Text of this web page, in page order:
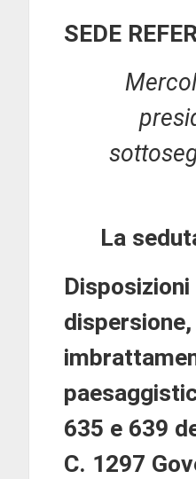
SEDE
La
635 e 639
C. 1297